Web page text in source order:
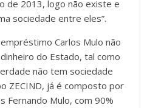
de 2013, logo não existe e
sociedade entre eles”.
Carlos Mulo não
do Estado, tal como
não tem sociedade
ZECIND, já é composto por
Fernando Mulo, com 90%